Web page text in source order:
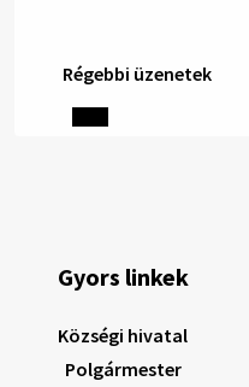
Helyi
1/ AZ IVÓVÍZ NEM
Régebbi üzenetek
Gyors linkek
Községi hivatal
Polgármester